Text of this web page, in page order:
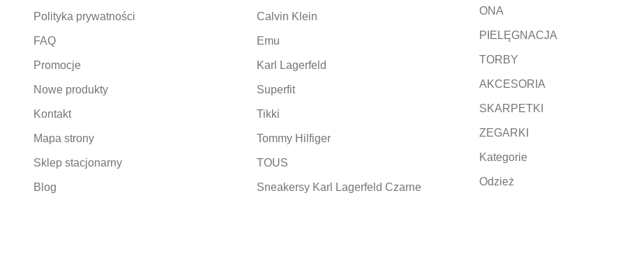
Polityka prywatności
FAQ
Promocje
Nowe produkty
Kontakt
Mapa strony
Sklep stacjonarny
Blog
Calvin Klein
Emu
Karl Lagerfeld
Superfit
Tikki
Tommy Hilfiger
TOUS
Sneakersy Karl Lagerfeld Czarne
ONA
PIELĘGNACJA
TORBY
AKCESORIA
SKARPETKI
ZEGARKI
Kategorie
Odzież